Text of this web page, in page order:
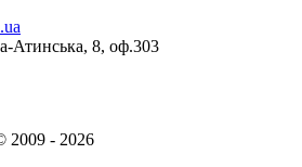
Атинська, 8, оф.303
2009 - 2026